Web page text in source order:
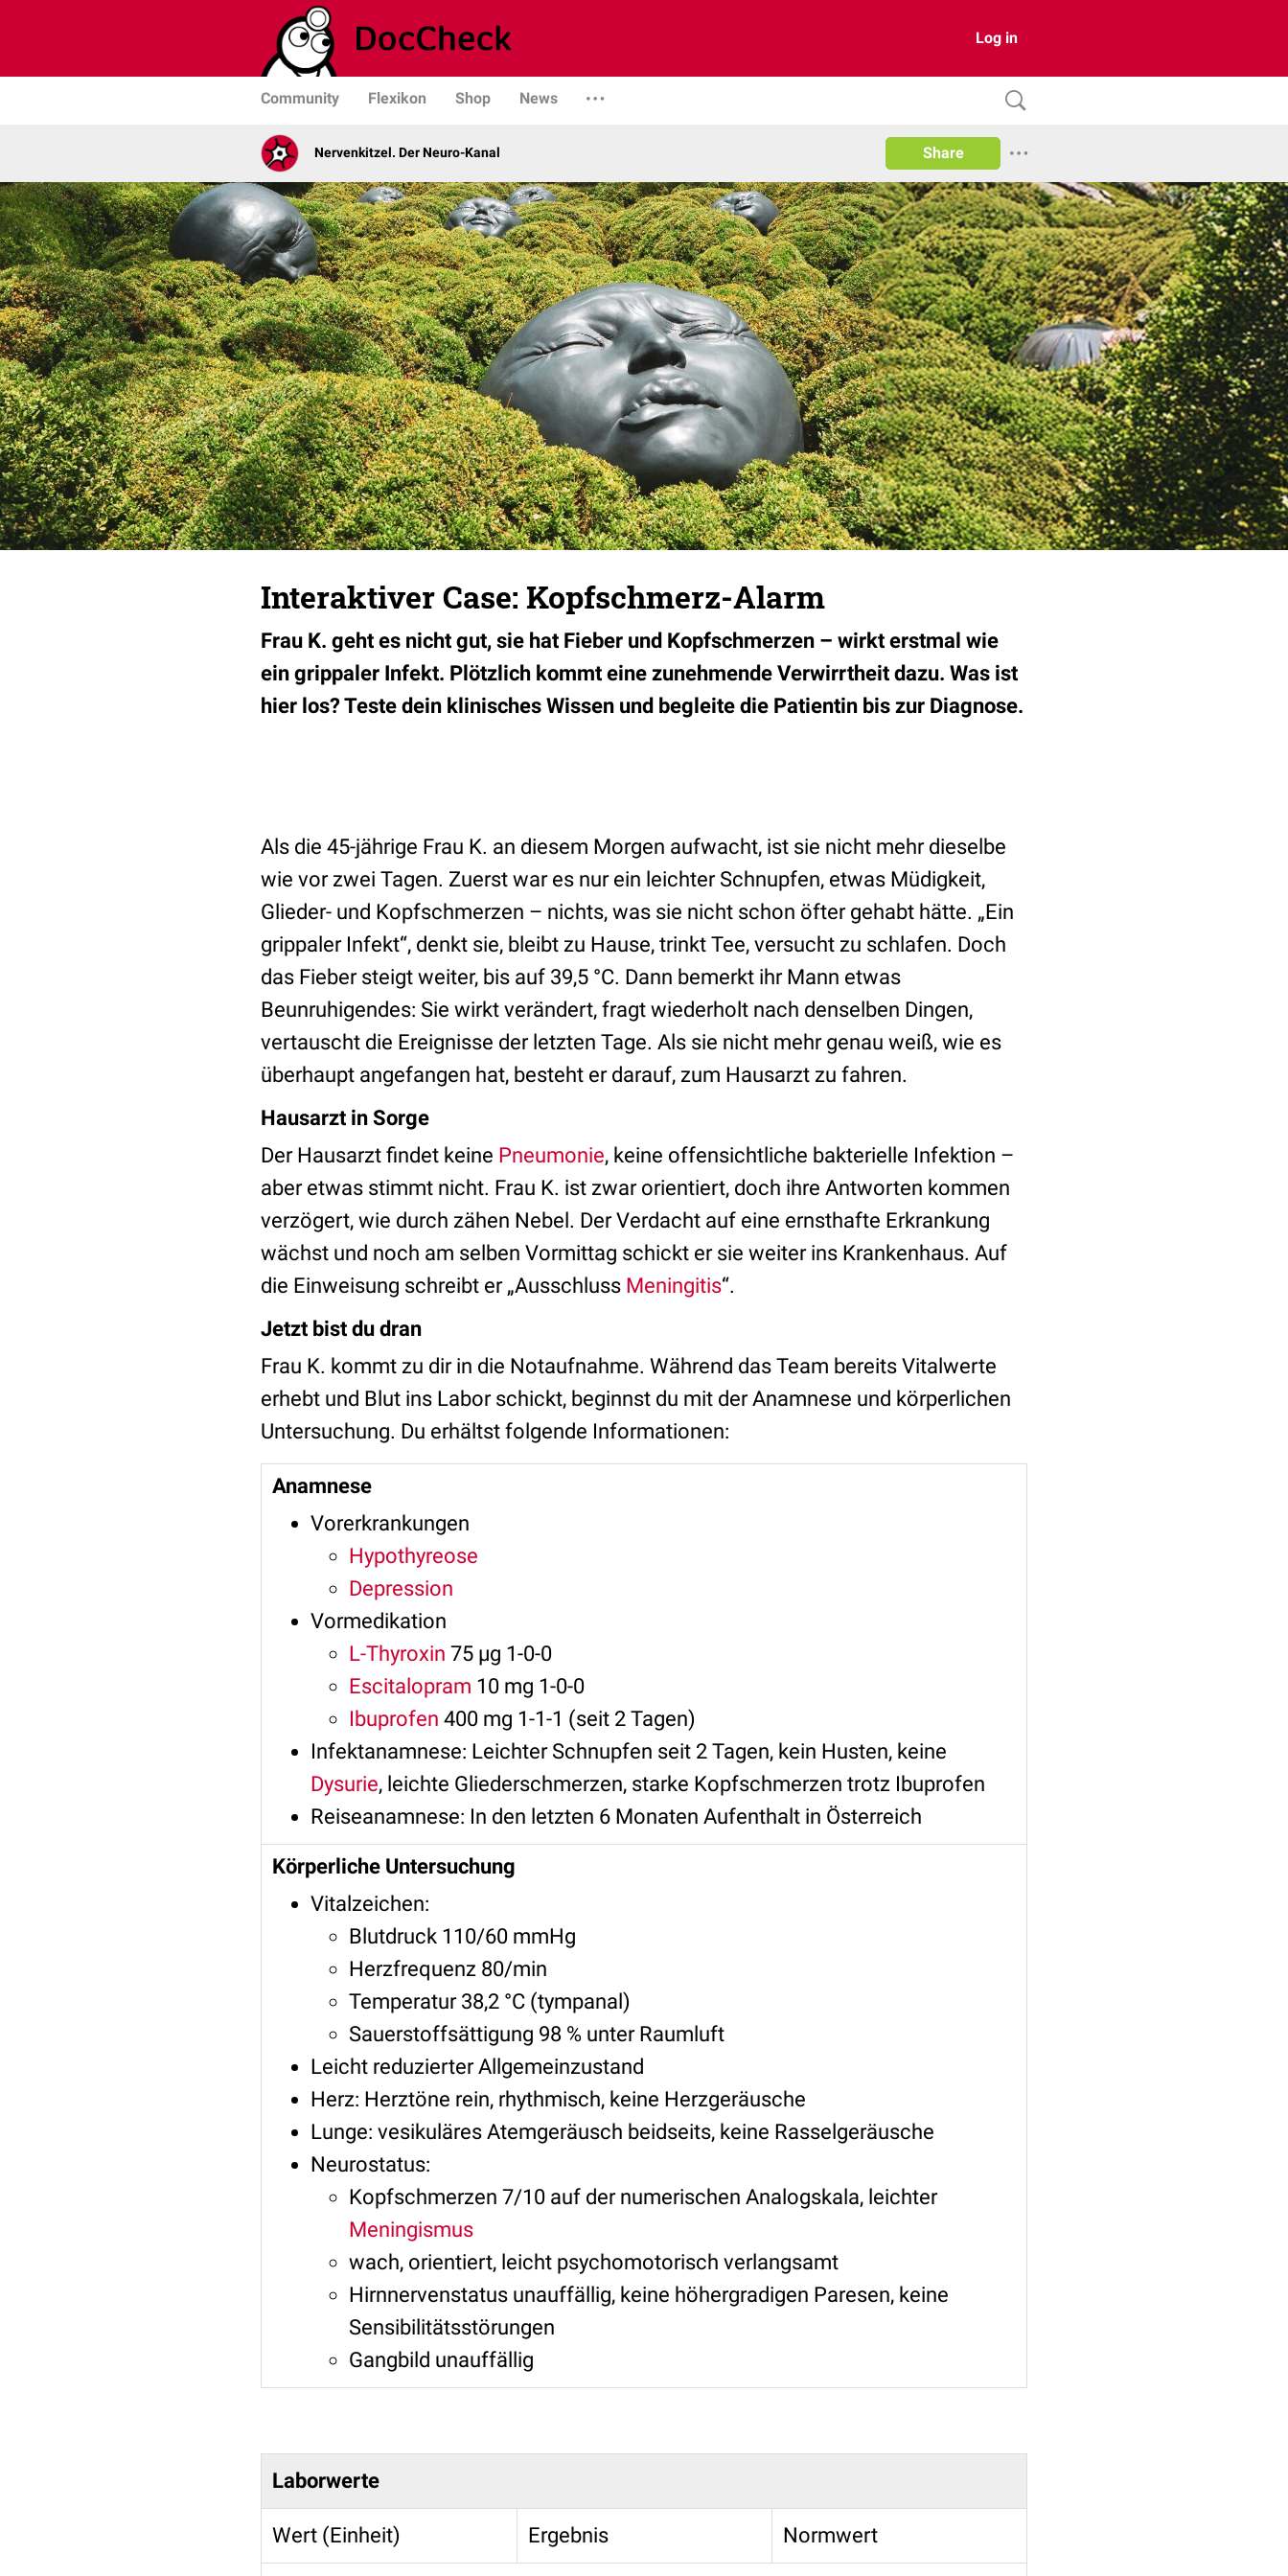
Log in
Community Flexikon Shop News
Nervenkitzel. Der Neuro-Kanal Share
Interaktiver Case: Kopfschmerz-Alarm
Frau K. geht es nicht gut, sie hat Fieber und Kopfschmerzen – wirkt erstmal wie
ein grippaler Infekt. Plötzlich kommt eine zunehmende Verwirrtheit dazu. Was ist
hier los? Teste dein klinisches Wissen und begleite die Patientin bis zur Diagnose.
Als die 45-jährige Frau K. an diesem Morgen aufwacht, ist sie nicht mehr dieselbe
wie vor zwei Tagen. Zuerst war es nur ein leichter Schnupfen, etwas Müdigkeit,
Glieder- und Kopfschmerzen – nichts, was sie nicht schon öfter gehabt hätte. „Ein
grippaler Infekt“, denkt sie, bleibt zu Hause, trinkt Tee, versucht zu schlafen. Doch
das Fieber steigt weiter, bis auf 39,5 °C. Dann bemerkt ihr Mann etwas
Beunruhigendes: Sie wirkt verändert, fragt wiederholt nach denselben Dingen,
vertauscht die Ereignisse der letzten Tage. Als sie nicht mehr genau weiß, wie es
überhaupt angefangen hat, besteht er darauf, zum Hausarzt zu fahren.
Hausarzt in Sorge
Der Hausarzt findet keine Pneumonie, keine offensichtliche bakterielle Infektion –
aber etwas stimmt nicht. Frau K. ist zwar orientiert, doch ihre Antworten kommen
verzögert, wie durch zähen Nebel. Der Verdacht auf eine ernsthafte Erkrankung
wächst und noch am selben Vormittag schickt er sie weiter ins Krankenhaus. Auf
die Einweisung schreibt er „Ausschluss Meningitis“.
Jetzt bist du dran
Frau K. kommt zu dir in die Notaufnahme. Während das Team bereits Vitalwerte
erhebt und Blut ins Labor schickt, beginnst du mit der Anamnese und körperlichen
Untersuchung. Du erhältst folgende Informationen:
Anamnese
Vorerkrankungen
Hypothyreose
Depression
Vormedikation
L-Thyroxin 75 µg 1-0-0
Escitalopram 10 mg 1-0-0
Ibuprofen 400 mg 1-1-1 (seit 2 Tagen)
Infektanamnese: Leichter Schnupfen seit 2 Tagen, kein Husten, keine
Dysurie, leichte Gliederschmerzen, starke Kopfschmerzen trotz Ibuprofen
Reiseanamnese: In den letzten 6 Monaten Aufenthalt in Österreich
Körperliche Untersuchung
Vitalzeichen:
Blutdruck 110/60 mmHg
Herzfrequenz 80/min
Temperatur 38,2 °C (tympanal)
Sauerstoffsättigung 98 % unter Raumluft
Leicht reduzierter Allgemeinzustand
Herz: Herztöne rein, rhythmisch, keine Herzgeräusche
Lunge: vesikuläres Atemgeräusch beidseits, keine Rasselgeräusche
Neurostatus:
Kopfschmerzen 7/10 auf der numerischen Analogskala, leichter
Meningismus
wach, orientiert, leicht psychomotorisch verlangsamt
Hirnnervenstatus unauffällig, keine höhergradigen Paresen, keine
Sensibilitätsstörungen
Gangbild unauffällig
Laborwerte
Wert (Einheit) Ergebnis Normwert